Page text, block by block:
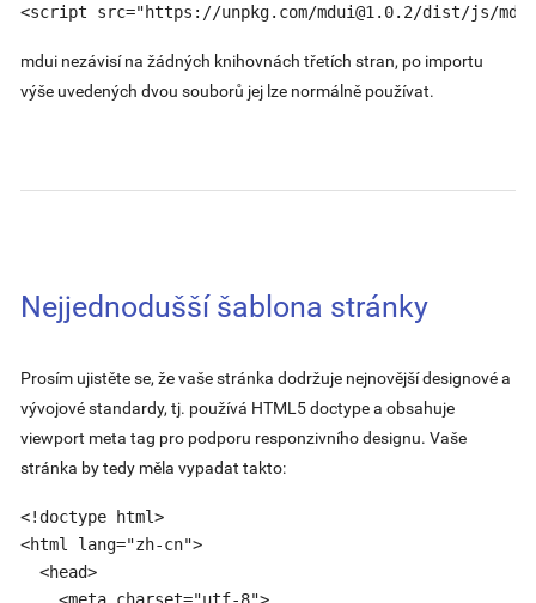
<script src="https://unpkg.com/mdui@1.0.2/dist/js/
mdui nezávisí na žádných knihovnách třetích stran, po importu
výše uvedených dvou souborů jej lze normálně používat.
Nejjednodušší šablona stránky
Prosím ujistěte se, že vaše stránka dodržuje nejnovější designové a
vývojové standardy, tj. používá HTML5 doctype a obsahuje
viewport meta tag pro podporu responzivního designu. Vaše
stránka by tedy měla vypadat takto:
<!doctype html>
<html lang="zh-cn">
  <head>